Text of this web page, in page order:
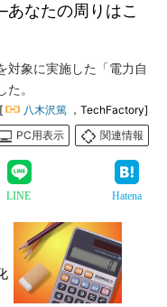
なたの周りはこ
対象に実施した「電力自
。
[ 八木沢篤 ，TechFactory]
PC用表示
関連情報
LINE Hatena